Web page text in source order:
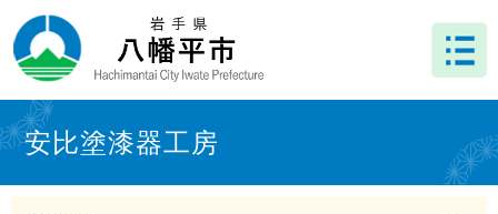
ー
ジ
先
頭
で
ニ
ュ
を
飛
ば
文 安比塗漆器工房